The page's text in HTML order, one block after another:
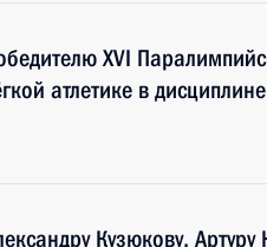
XVI
атлетике в
Кузюкову, Артуру